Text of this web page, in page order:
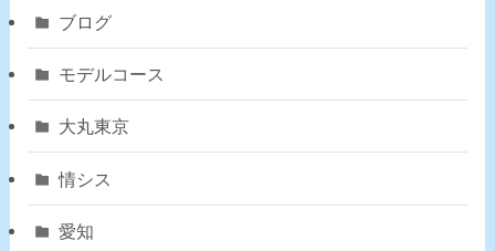
ブログ
モデルコース
大丸東京
情シス
愛知